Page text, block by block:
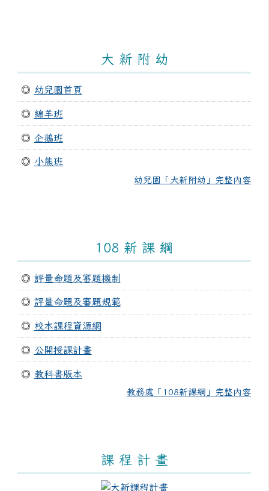
大 新 附 幼
◎ 幼兒園首頁
◎ 綿羊班
◎ 企鵝班
◎ 小熊班
幼兒園「大新附幼」完整內容
108 新 課 綱
◎ 評量命題及審題機制
◎ 評量命題及審題規範
◎ 校本課程資源網
◎ 公開授課計畫
◎ 教科書版本
教務處「108新課綱」完整內容
課 程 計 畫